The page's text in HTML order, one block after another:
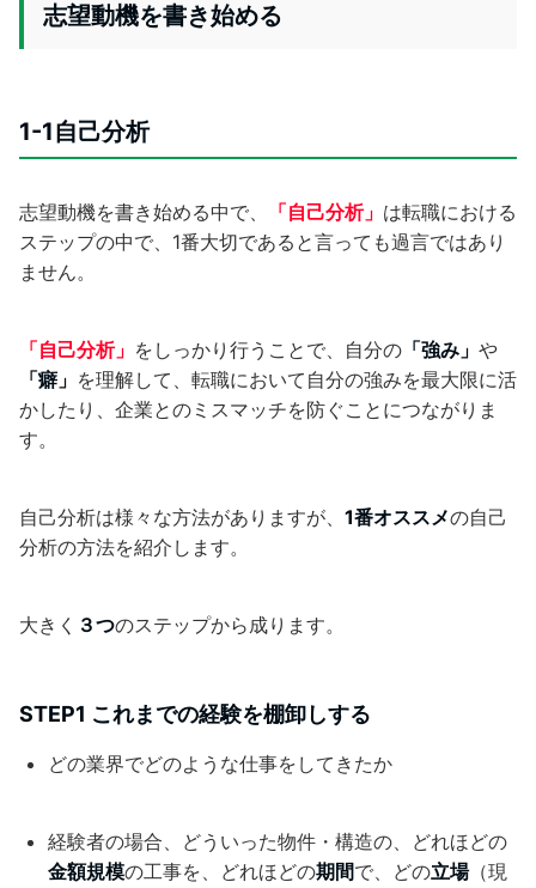
志望動機を書き始める
1-1自己分析
志望動機を書き始める中で、 「自己分析」 は転職における
ステップの中で、1番大切であると言っても過言ではあり
ません。
「自己分析」 をしっかり行うことで、自分の 「強み」 や
「癖」 を理解して、転職において自分の強みを最大限に活
かしたり、企業とのミスマッチを防ぐことにつながりま
す。
自己分析は様々な方法がありますが、 1番オススメの自己
分析の方法を紹介します。
大きく ３つのステップから成ります。
STEP1 これまでの経験を棚卸しする
どの業界でどのような仕事をしてきたか
経験者の場合、どういった物件・構造の、どれほどの
金額規模の工事を、どれほどの期間で、どの立場（現